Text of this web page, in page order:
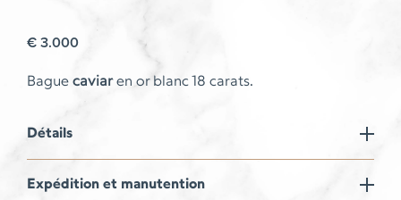
€3.000
Bague caviaren or blanc 18 carats.
Détails
Expédition et manutention